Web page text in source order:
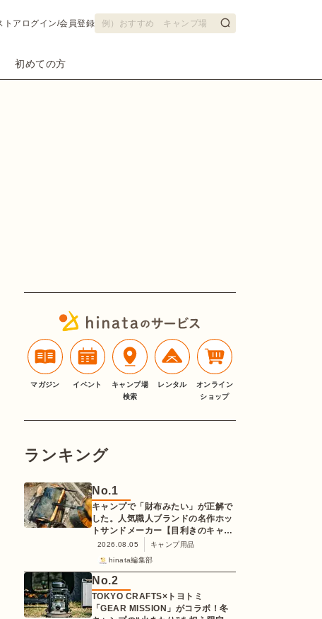
トア ログイン/会員登録
初めての方
マガジン イベント
キャンプ場
検索
レンタル
オンライン
ショップ
ランキング
No.1
キャンプで「財布みたい」が正解で
した。人気職人ブランドの名作ホッ
トサンドメーカー【目利きのキャン
プギア】
2026.08.05
キャンプ用品
hinata編集部
No.2
TOKYO CRAFTS×トヨトミ
「GEAR MISSION」がコラボ！冬